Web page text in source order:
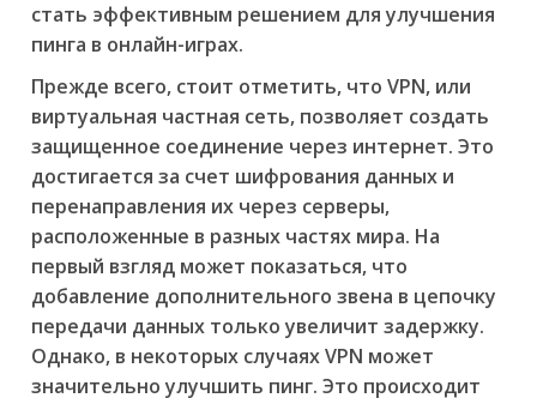
стать эффективным решением для улучшения
пинга в онлайн-играх.
Прежде всего, стоит отметить, что VPN, или
виртуальная частная сеть, позволяет создать
защищенное соединение через интернет. Это
достигается за счет шифрования данных и
перенаправления их через серверы,
расположенные в разных частях мира. На
первый взгляд может показаться, что
добавление дополнительного звена в цепочку
передачи данных только увеличит задержку.
Однако, в некоторых случаях VPN может
значительно улучшить пинг. Это происходит